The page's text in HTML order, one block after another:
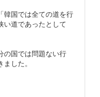
国では全ての道を行
い道であったとして
の国では問題ない行
した。